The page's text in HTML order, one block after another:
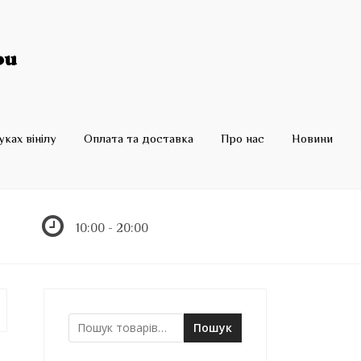
вінілу Оплата та доставка Про нас Новини
10:00 - 20:00
Ш
Пошук